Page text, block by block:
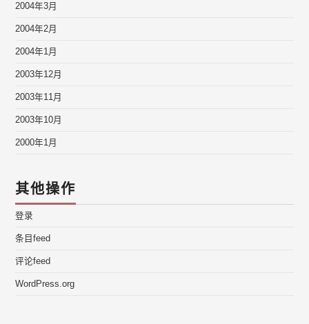
2004年3月
2004年2月
2004年1月
2003年12月
2003年11月
2003年10月
2000年1月
其他操作
登录
条目feed
评论feed
WordPress.org